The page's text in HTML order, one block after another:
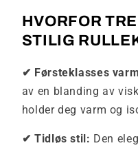
HVORFOR
STILIG
✔ Førsteklasses
av en blanding av
holder deg varm og
✔ Tidløs stil: Den